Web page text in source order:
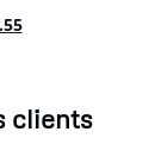
clients